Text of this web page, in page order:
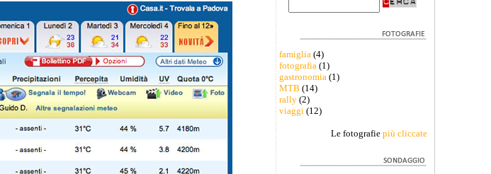
famiglia (4)
fotografia (1)
gastronomia (1)
MTB (14)
rally(2)
viaggi (12)
Le fotografie più cliccate